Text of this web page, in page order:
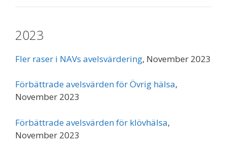
2023
Fler raser i NAVs avelsvärdering, November 2023
Förbättrade avelsvärden för Övrig hälsa,
November 2023
Förbättrade avelsvärden för klövhälsa,
November 2023